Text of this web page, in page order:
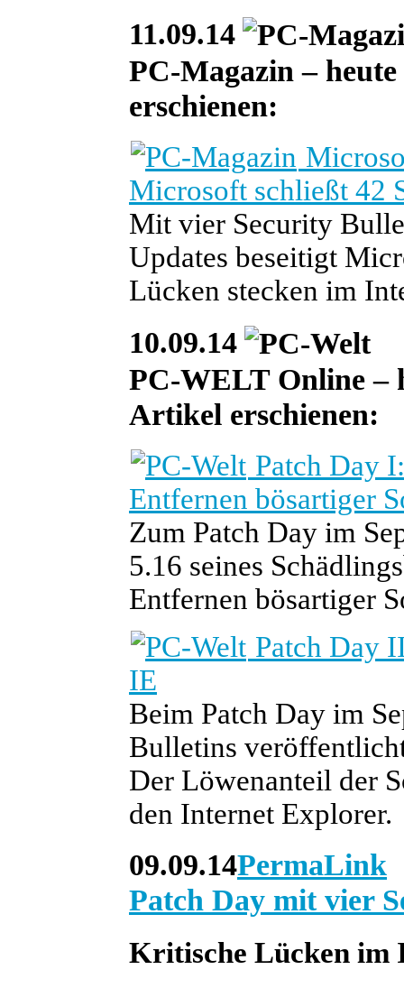
11.09.14
PC-Magazin –
erschienen:
Microsoft schließt 42
Mit vier Security
Updates beseitigt
Lücken stecken im
10.09.14
PC-WELT Online –
Artikel erschienen:
Patch Day
Entfernen bösartiger
Zum Patch Day im
5.16 seines
Entfernen bösartiger
Patch Day
IE
Beim Patch Day im
Bulletins
Der Löwenanteil der
den Internet Explorer.
09.09.14PermaLink
Patch Day mit vier
Kritische Lücken im